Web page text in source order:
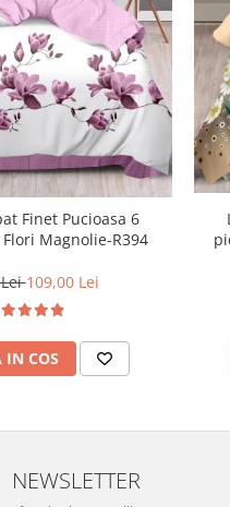
Finet Pucioasa 6
Magnolie-R394
109,00 Lei
IN COS
NEWSLETTER